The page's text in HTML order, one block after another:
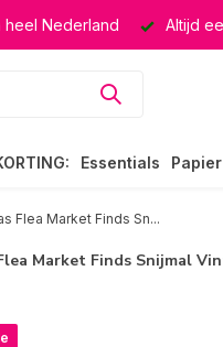
heel Nederland Altijd
Essentials Papier
Flea Market Finds Sn...
Market Finds Snijmal